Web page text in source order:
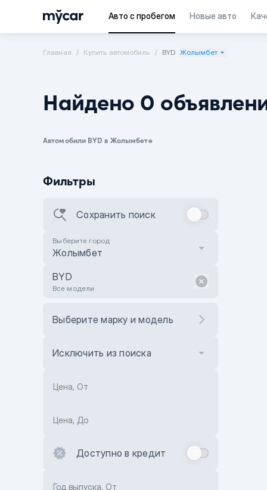
Авто с пробегом Новые авто
Главная Купить автомобиль BYD Жолымбет
Найдено 0
Автомобили BYD в Жолымбете
Фильтры
Сохранить поиск
Выберите город
Жолымбет
BYD
Все модели
Выберите марку и модель
Исключить из поиска
Цена, От
Цена, До
Доступно в кредит
Год выпуска, От